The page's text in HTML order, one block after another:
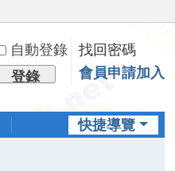
自動登錄
找回密碼
登錄 會員申請加入
快捷導覽